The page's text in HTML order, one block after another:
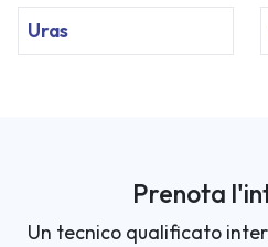
Uras
Prenota
Un tecnico qualificato